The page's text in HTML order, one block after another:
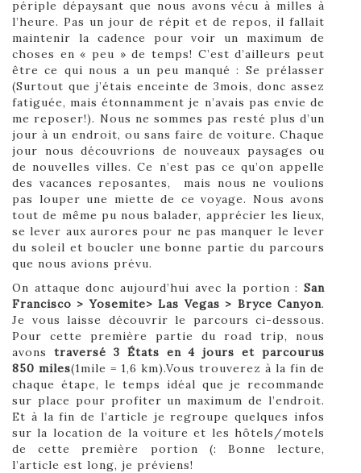
périple dépaysant que nous avons vécu à milles à
l’heure. Pas un jour de répit et de repos, il fallait
maintenir la cadence pour voir un maximum de
choses en « peu » de temps! C’est d’ailleurs peut
être ce qui nous a un peu manqué : Se prélasser
(Surtout que j’étais enceinte de 3mois, donc assez
fatiguée, mais étonnamment je n’avais pas envie de
me reposer!). Nous ne sommes pas resté plus d’un
jour à un endroit, ou sans faire de voiture. Chaque
jour nous découvrions de nouveaux paysages ou
de nouvelles villes. Ce n’est pas ce qu’on appelle
des vacances reposantes, mais nous ne voulions
pas louper une miette de ce voyage. Nous avons
tout de même pu nous balader, apprécier les lieux,
se lever aux aurores pour ne pas manquer le lever
du soleil et boucler une bonne partie du parcours
que nous avions prévu.
On attaque donc aujourd’hui avec la portion : San
Francisco > Yosemite> Las Vegas > Bryce Canyon.
Je vous laisse découvrir le parcours ci-dessous.
Pour cette première partie du road trip, nous
avons traversé 3 États en 4 jours et parcourus
850 miles(1mile = 1,6 km).Vous trouverez à la fin de
chaque étape, le temps idéal que je recommande
sur place pour profiter un maximum de l’endroit.
Et à la fin de l’article je regroupe quelques infos
sur la location de la voiture et les hôtels/motels
de cette première portion (: Bonne lecture,
l’article est long, je préviens!